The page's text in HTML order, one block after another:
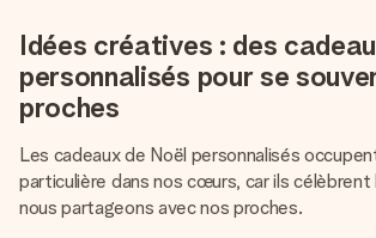
Idées créatives : des
personnalisés pour se
proches
Les cadeaux de Noël personnalisés
particulière dans nos cœurs, car ils célèbrent
nous partageons avec nos proches.